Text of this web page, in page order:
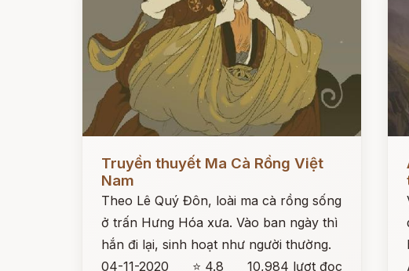
Đọc ngay
Truyền thuyết Ma Cà Rồng Việt
Nam
Theo Lê Quý Đôn, loài ma cà rồng sống
ở trấn Hưng Hóa xưa. Vào ban ngày thì
hắn đi lại, sinh hoạt như người thường.
04-11-2020
⭐ 4.8
10,984 lượt đọc